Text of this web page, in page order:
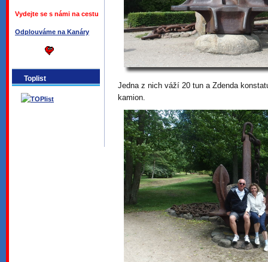
Vydejte se s námi na cestu
Odplouváme na Kanáry
Toplist
Jedna z nich váží 20 tun a Zdenda
kamion.